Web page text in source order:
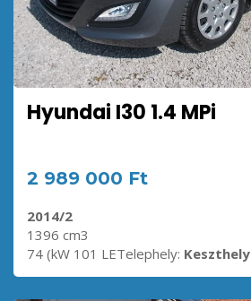
Hyundai I30 1.4 MPi
2 989 000 Ft
2014/2
1396 cm3
74 (kW 101 LETelephely: Keszthely